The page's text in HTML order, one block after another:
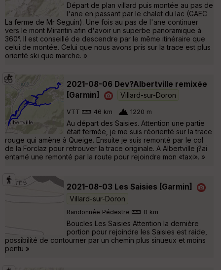
Départ de plan villard puis montée au pas de
l'ane en passant par le chalet du lac (GAEC
La ferme de Mr Seguin). Une fois au pas de l'ane continuer
vers le mont Mirantin afin d'avoir un superbe panoramique à
360°. Il est conseillé de descendre par le même itinéraire que
celui de montée. Celui que nous avons pris sur la trace est plus
orienté ski que marche. »
2021-08-06 Dev?Albertville remixée
[Garmin]
Villard-sur-Doron
VTT 46 km 1220 m
Au départ des Saisies. Attention une partie
était fermée, je me suis réorienté sur la trace
rouge qui amène à Queige. Ensuite je suis remonté par le col
de la Forclaz pour retrouver la trace originale. A Albertville j?ai
entamé une remonté par la route pour rejoindre mon «taxi». »
2021-08-03 Les Saisies [Garmin]
Villard-sur-Doron
Randonnée Pédestre 0 km
Boucles Les Saisies Attention la dernière
portion pour rejoindre les Saisies est raide,
possibilité de contourner par un chemin plus sinueux et moins
pentu »